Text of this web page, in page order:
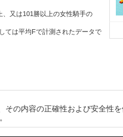
又は101勝以上の女性騎手の
ては平均Fで計測されたデータで
の内容の正確性および安全性